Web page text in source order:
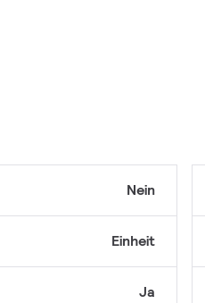
Nein
Einheit
Ja